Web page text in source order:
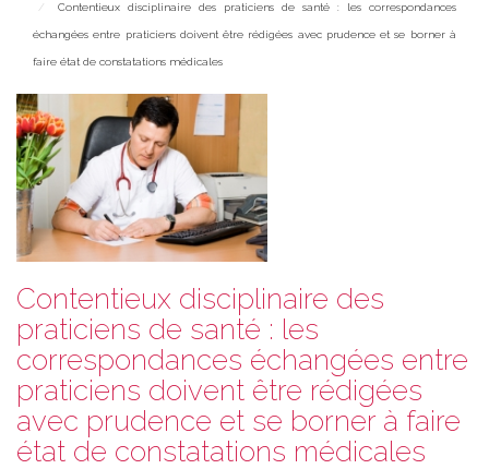
Contentieux disciplinaire des praticiens de santé : les correspondances
échangées entre praticiens doivent être rédigées avec prudence et se borner à
faire état de constatations médicales
Contentieux disciplinaire des
praticiens de santé : les
correspondances échangées entre
praticiens doivent être rédigées
avec prudence et se borner à faire
état de constatations médicales